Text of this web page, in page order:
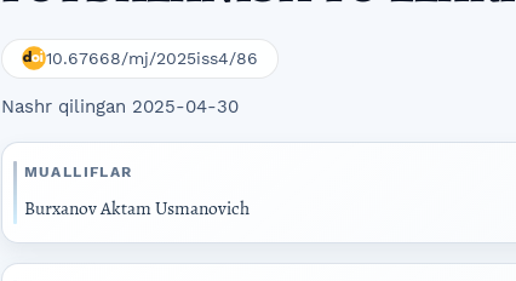
10.67668/mj/2025iss4/86
Nashr qilingan 2025-04-30
MUALLIFLAR
Burxanov Aktam Usmanovich